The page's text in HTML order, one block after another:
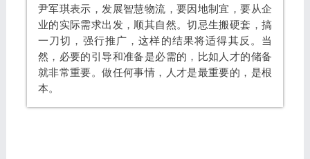
尹军琪表示，发展智慧物流，要因地制宜，要从企
业的实际需求出发，顺其自然。切忌生搬硬套，搞
一刀切，强行推广，这样的结果将适得其反。当
然，必要的引导和准备是必需的，比如人才的储备
就非常重要。做任何事情，人才是最重要的，是根
本。